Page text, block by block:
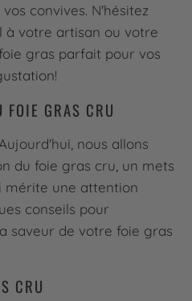
convives. N'hésitez
à votre artisan ou votre
gras parfait pour vos
GRAS CRU
nous allons
du foie gras cru, un mets
mérite une attention
conseils pour
saveur de votre foie gras
CRU